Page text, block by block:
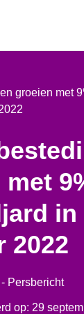
groeien met
in
2022
Persbericht
op: 29